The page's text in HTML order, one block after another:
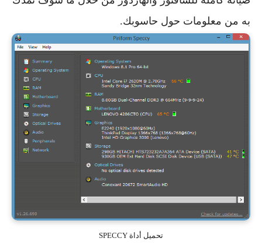
به من معلومات حول حاسوبك.
تحميل أداة SPECCY